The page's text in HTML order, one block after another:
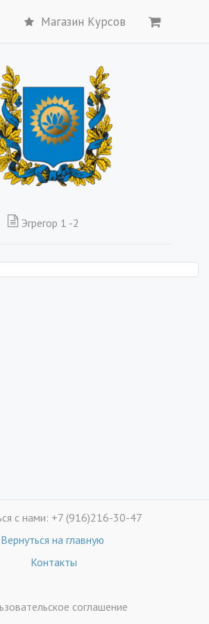
Магазин Курсов
Эгрегор 1 -2
с нами: +7 (916)216-30-47
Вернуться на главную
Контакты
соглашение